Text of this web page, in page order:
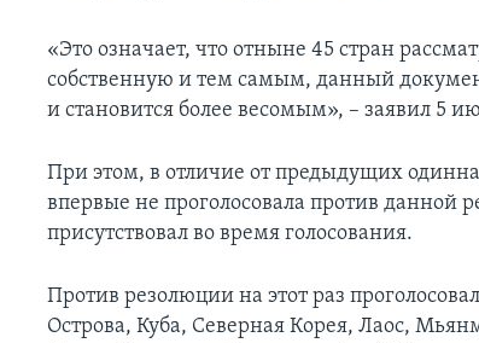
«Это означает, что отныне 45 стран
собственную и тем самым, данный
и становится более весомым», – заявил 5
При этом, в отличие от предыдущих
впервые не проголосовала против данной
присутствовал во время голосования.
Против резолюции на этот раз
Острова, Куба, Северная Корея, Лаос,